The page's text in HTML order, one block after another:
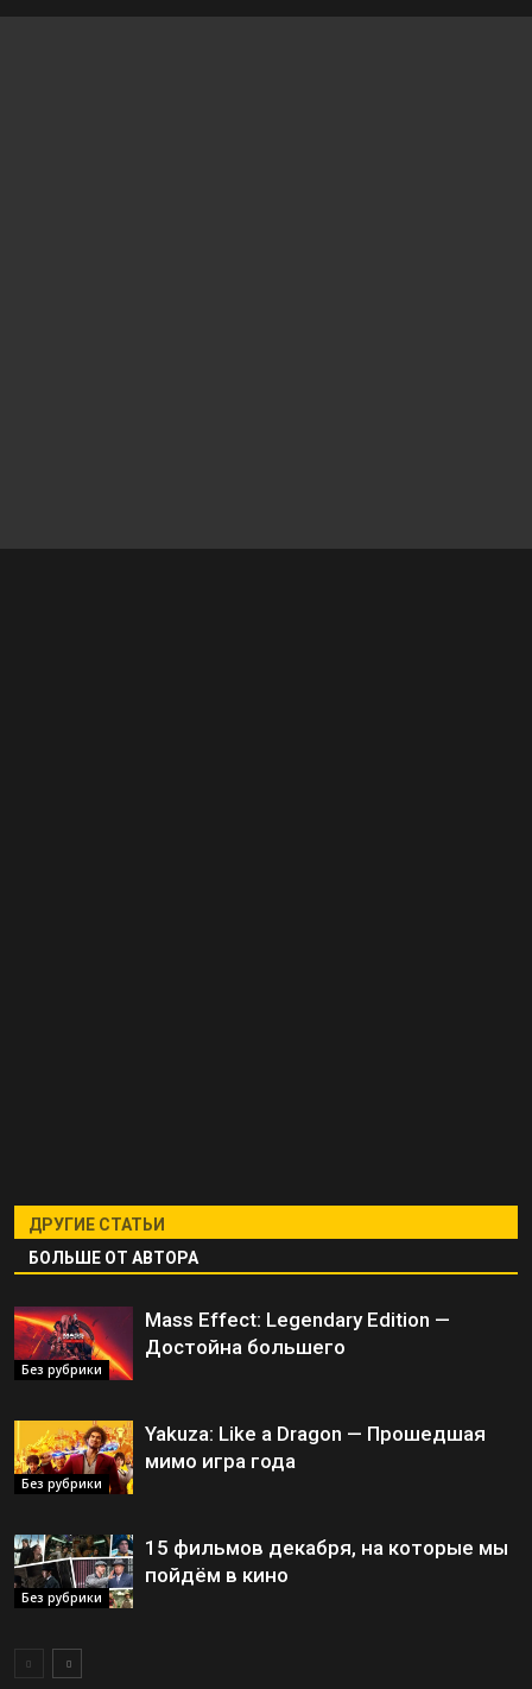
ДРУГИЕ СТАТЬИ
БОЛЬШЕ ОТ АВТОРА
Без рубрики
Mass Effect: Legendary Edition —
Достойна большего
Без рубрики
Yakuza: Like a Dragon — Прошедшая
мимо игра года
Без рубрики
15 фильмов декабря, на которые мы
пойдём в кино